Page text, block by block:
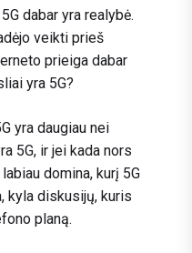
dabar yra realybė.
veikti prieš
prieiga dabar
yra 5G?
yra daugiau nei
5G, ir jei kada nors
domina, kurį 5G
kyla diskusijų, kuris
planą.